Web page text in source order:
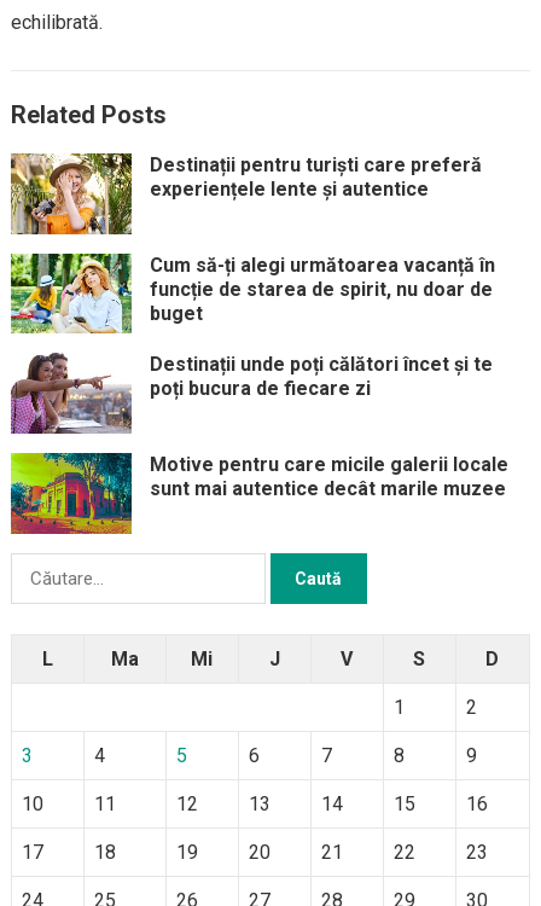
echilibrată.
Related Posts
Destinații pentru turiști care preferă
experiențele lente și autentice
Cum să-ți alegi următoarea vacanță în
funcție de starea de spirit, nu doar de
buget
Destinații unde poți călători încet și te
poți bucura de fiecare zi
Motive pentru care micile galerii locale
sunt mai autentice decât marile muzee
L Ma Mi J V S D
1 2
3 4 5 6 7 8 9
10 11 12 13 14 15 16
17 18 19 20 21 22 23
24 25 26 27 28 29 30